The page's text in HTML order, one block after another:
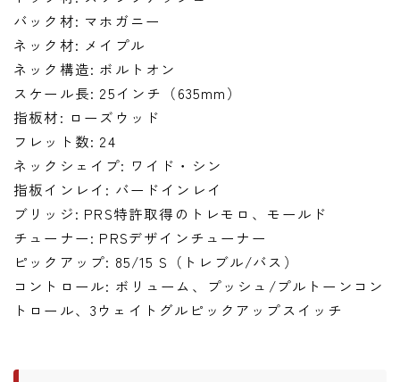
バック材: マホガニー
ネック材: メイプル
ネック構造: ボルトオン
スケール長: 25インチ（635mm）
指板材: ローズウッド
フレット数: 24
ネックシェイプ: ワイド・シン
指板インレイ: バードインレイ
ブリッジ: PRS特許取得のトレモロ、モールド
チューナー: PRSデザインチューナー
ピックアップ: 85/15 S（トレブル/バス）
コントロール: ボリューム、プッシュ/プルトーンコン
トロール、3ウェイトグルピックアップスイッチ